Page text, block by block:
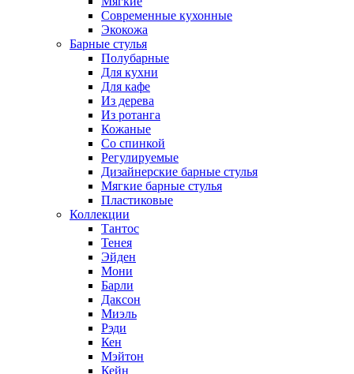
Современные кухонные
Экокожа
Барные стулья
Полубарные
Для кухни
Для кафе
Из дерева
Из ротанга
Кожаные
Со спинкой
Регулируемые
Дизайнерские барные стулья
Мягкие барные стулья
Пластиковые
Коллекции
Тантос
Тенея
Эйден
Мони
Барли
Даксон
Миэль
Рэди
Кен
Мэйтон
Кейн